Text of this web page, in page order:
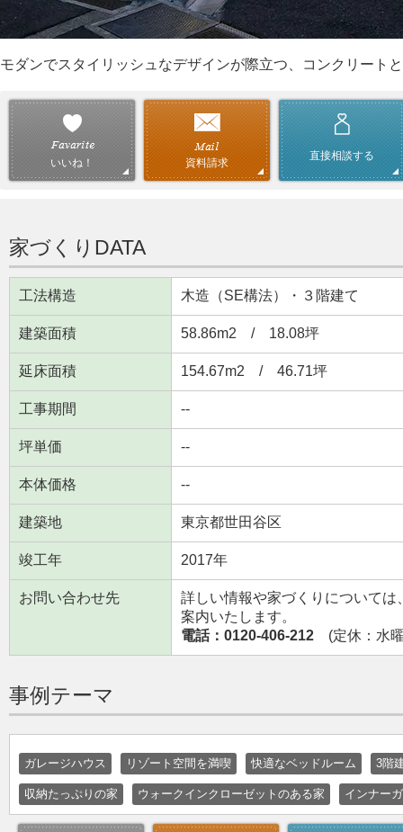
モダンでスタイリッシュなデザインが際立つ、コンクリート
いいね！ 資料請求
直接相談する
家づくりDATA
工法構造 木造（SE構法）・３階建て
建築面積 58.86m2 / 18.08坪
延床面積 154.67m2 / 46.71坪
工事期間 --
坪単価 --
本体価格 --
建築地 東京都世田谷区
竣工年 2017年
お問い合わせ先
詳しい情報や家づくりについて
案内いたします。
電話：0120-406-212 (定休：水
事例テーマ
ガレージハウス リゾート空間を満喫 快適なベッドルーム 3階
収納たっぷりの家 ウォークインクローゼットのある家 インナー